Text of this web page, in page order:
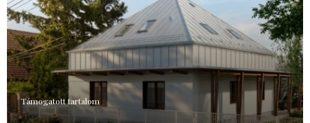
Támogatott tartalom